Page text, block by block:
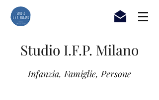
Studio I.F.P. Milano
Infanzia, Famiglie, Persone